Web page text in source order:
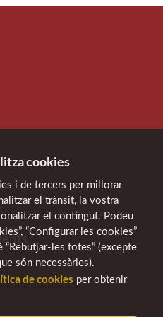
cookies
i de tercers per millorar
el trànsit, la vostra
el contingut. Podeu
“Configurar les cookies”
les totes” (excepte
són necessàries).
de cookies per obtenir